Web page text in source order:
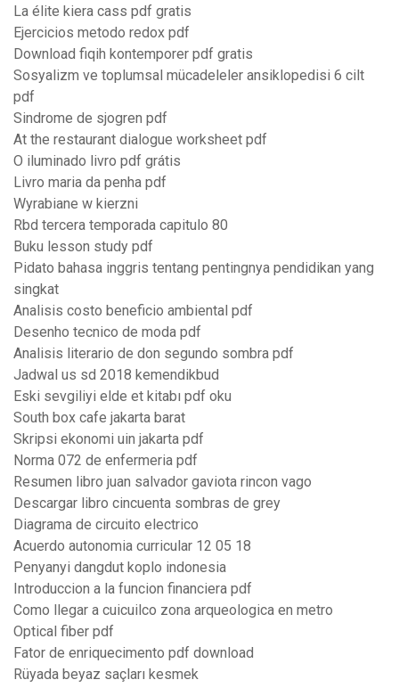
La élite kiera cass pdf gratis
Ejercicios metodo redox pdf
Download fiqih kontemporer pdf gratis
Sosyalizm ve toplumsal mücadeleler ansiklopedisi 6 cilt
pdf
Sindrome de sjogren pdf
At the restaurant dialogue worksheet pdf
O iluminado livro pdf grátis
Livro maria da penha pdf
Wyrabiane w kierzni
Rbd tercera temporada capitulo 80
Buku lesson study pdf
Pidato bahasa inggris tentang pentingnya pendidikan yang
singkat
Analisis costo beneficio ambiental pdf
Desenho tecnico de moda pdf
Analisis literario de don segundo sombra pdf
Jadwal us sd 2018 kemendikbud
Eski sevgiliyi elde et kitabı pdf oku
South box cafe jakarta barat
Skripsi ekonomi uin jakarta pdf
Norma 072 de enfermeria pdf
Resumen libro juan salvador gaviota rincon vago
Descargar libro cincuenta sombras de grey
Diagrama de circuito electrico
Acuerdo autonomia curricular 12 05 18
Penyanyi dangdut koplo indonesia
Introduccion a la funcion financiera pdf
Como llegar a cuicuilco zona arqueologica en metro
Optical fiber pdf
Fator de enriquecimento pdf download
Rüyada beyaz saçları kesmek